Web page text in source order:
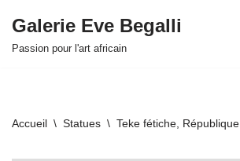
Aller
Galerie Eve Begalli
Passion pour l'art africain
Accueil \ Statues \ Teke fétiche,